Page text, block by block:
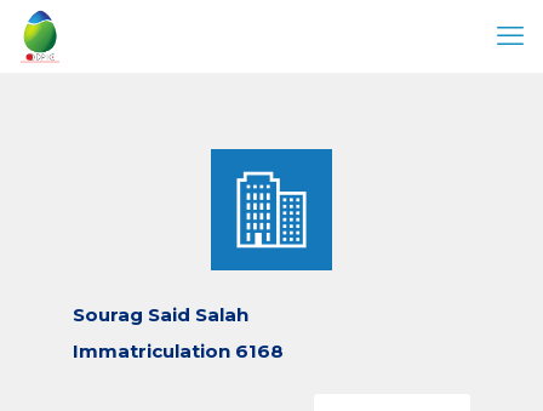
Sourag Said Salah
Immatriculation 6168